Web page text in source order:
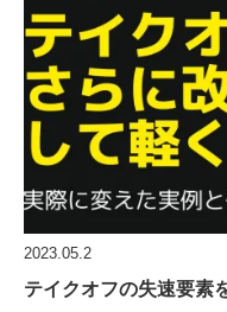
2023.05.2
テイクオフの失速要素